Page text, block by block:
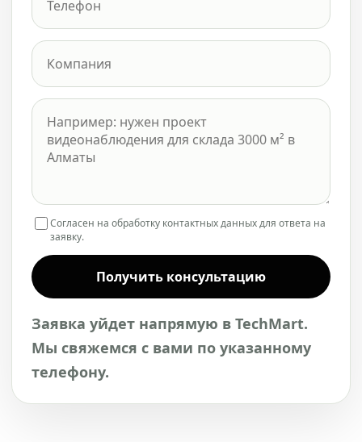
Согласен на обработку контактных данных для ответа на
заявку.
Получить консультацию
Заявка уйдет напрямую в TechMart.
Мы свяжемся с вами по указанному
телефону.